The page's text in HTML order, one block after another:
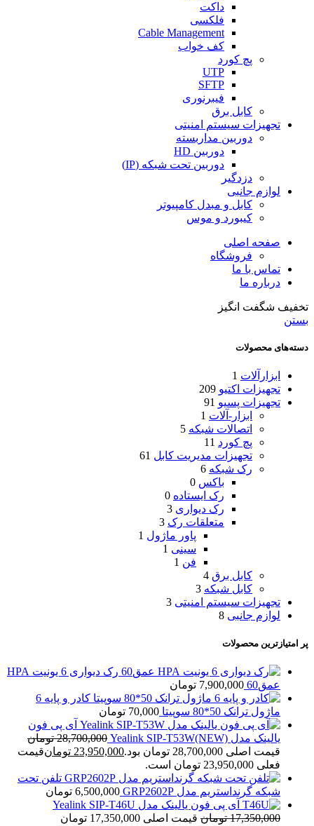
داکت
فلکسی
Cable Management
کف خواب
پچ کورد
UTP
SFTP
فیبرنوری
کابل برق
تجهیزات سیستم امنیتی
دوربین مداربسته
دوربین HD
دوربین تحت شبکه (IP)
دزدگیر
لوازم جانبی
کابل و مبدل کامپیوتر
کیبورد و موس
صفحه اصلی
فروشگاه
تماس با ما
درباره ما
تخفیف شگفت انگیز
بستن
دسته‌های محصولات
ابزارآلات 1
تجهیزات اکتیو 209
تجهیزات پسیو 91
ابزار-آلات 1
اتصالات شبکه 5
پچ کورد 11
تجهیزات مدیریت کابل 61
رک شبکه 6
باکس 0
رک ایستاده 0
رک دیواری 3
متعلقات رک 3
پاور ماژول 1
سینی 1
فن 1
کابل برق 4
کابل شبکه 3
تجهیزات سیستم امنیتی 3
لوازم جانبی 8
پر امتیازترین محصولات
رک دیواری 6 یونیت HPA
عمق60
7,900,000 تومان
کادر و پایه 6
ماژول ترانک 50*80 سوپیتا
70,000 تومان
آی پی فون
یالینک مدل Yealink SIP-T53W(NEW)
28,700,000 تومان
قیمت اصلی 28,700,000 تومان بود.
23,950,000 تومانقیمت
فعلی 23,950,000 تومان است.
تلفن تحت
شبکه گرنداستریم مدل GRP2602P
6,500,000 تومان
آی پی فون یالینک مدل Yealink SIP-T46U
17,350,000 تومان
قیمت اصلی 17,350,000 تومان